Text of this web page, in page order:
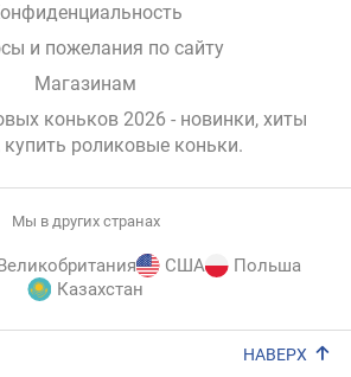
и пожелания по сайту
Магазинам
коньков 2026 - новинки, хиты
купить роликовые коньки.
Мы в других странах
США
Польша
Казахстан
НАВЕРХ